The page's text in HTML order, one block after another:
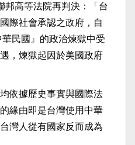
邦高等法院再判決：「台
際社會承認之政府，自
民國』的政治煉獄中受
，煉獄起因於美國政府
依據歷史事實與國際法
緣由即是台灣使用中華
灣人從有國家反而成為